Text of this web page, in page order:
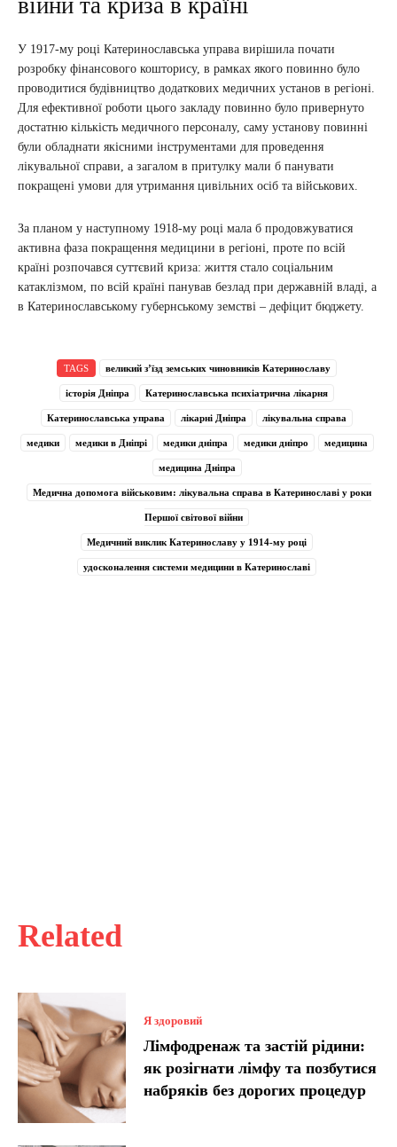
Related
Я здоровий
Лімфодренаж та застій рідини:
як розігнати лімфу та позбутися
набряків без дорогих процедур
війни та криза в країні
У 1917-му році Катеринославська управа вирішила почати
розробку фінансового кошторису, в рамках якого повинно було
проводитися будівництво додаткових медичних установ в регіоні.
Для ефективної роботи цього закладу повинно було привернуто
достатню кількість медичного персоналу, саму установу повинні
були обладнати якісними інструментами для проведення
лікувальної справи, а загалом в притулку мали б панувати
покращені умови для утримання цивільних осіб та військових.
За планом у наступному 1918-му році мала б продовжуватися
активна фаза покращення медицини в регіоні, проте по всій
країні розпочався суттєвий криза: життя стало соціальним
катаклізмом, по всій країні панував безлад при державній владі, а
в Катеринославському губернському земстві – дефіцит бюджету.
TAGS великий з’їзд земських чиновників Катеринославу
історія Дніпра Катеринославська психіатрична лікарня
Катеринославська управа лікарні Дніпра лікувальна справа
медики медики в Дніпрі медики дніпра медики дніпро медицина
медицина Дніпра
Медична допомога військовим: лікувальна справа в Катеринославі у роки
Першої світової війни
Медичний виклик Катеринославу у 1914-му році
удосконалення системи медицини в Катеринославі